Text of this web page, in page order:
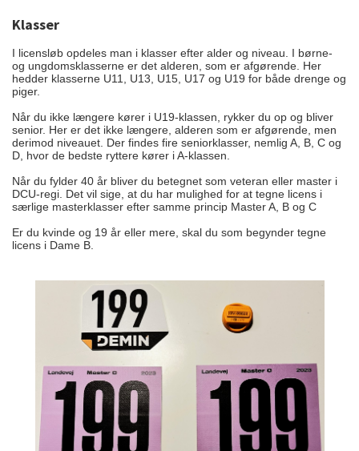
Klasser
I licensløb opdeles man i klasser efter alder og niveau. I børne-
og ungdomsklasserne er det alderen, som er afgørende. Her
hedder klasserne U11, U13, U15, U17 og U19 for både drenge og
piger.
Når du ikke længere kører i U19-klassen, rykker du op og bliver
senior. Her er det ikke længere, alderen som er afgørende, men
derimod niveauet. Der findes fire seniorklasser, nemlig A, B, C og
D, hvor de bedste ryttere kører i A-klassen.
Når du fylder 40 år bliver du betegnet som veteran eller master i
DCU-regi. Det vil sige, at du har mulighed for at tegne licens i
særlige masterklasser efter samme princip Master A, B og C
Er du kvinde og 19 år eller mere, skal du som begynder tegne
licens i Dame B.